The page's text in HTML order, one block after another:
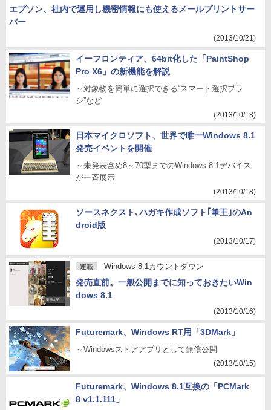
エプソン、社内で運用し機密情報にも使えるメールプリントサー
バー
(2013/10/21)
イーフロンティア、64bit化した「PaintShop
Pro X6」の新機能を解説
～対象物を簡単に選択できる“スマート選択ブラ
シ”など
(2013/10/18)
日本マイクロソフト、世界で唯一Windows 8.1
発売イベントを開催
～未発表含め8～70型までのWindows 8.1デバイス
が一斉展示
(2013/10/18)
ソースネクスト､ハガキ作成ソフト｢筆王｣のAn
droid版
(2013/10/17)
連載 Windows 8.1カウントダウン
発売直前。一般公開までに知っておきたいWin
dows 8.1
(2013/10/16)
Futuremark、Windows RT用「3DMark」
～Windowsストアアプリとして無償公開
(2013/10/15)
Futuremark、Windows 8.1互換の「PCMark
8 v1.1.111」